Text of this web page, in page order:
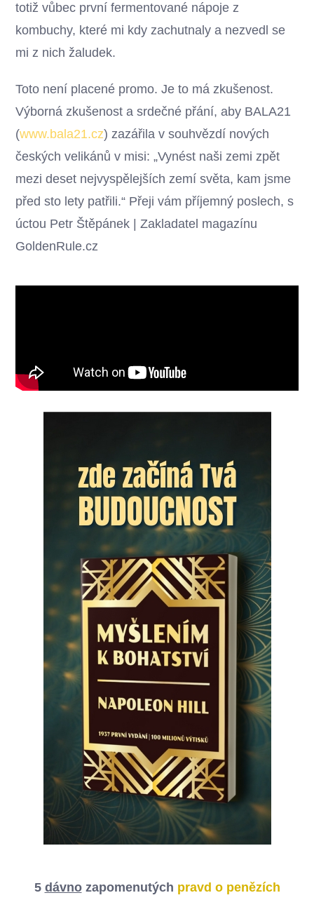
totiž vůbec první fermentované nápoje z
kombuchy, které mi kdy zachutnaly a nezvedl se
mi z nich žaludek.
Toto není placené promo. Je to má zkušenost.
Výborná zkušenost a srdečné přání, aby BALA21
(www.bala21.cz) zazářila v souhvězdí nových
českých velikánů v misi: „Vynést naši zemi zpět
mezi deset nejvyspělejších zemí světa, kam jsme
před sto lety patřili.“ Přeji vám příjemný poslech, s
úctou Petr Štěpánek | Zakladatel magazínu
GoldenRule.cz
5 dávnozapomenutých pravd o penězích